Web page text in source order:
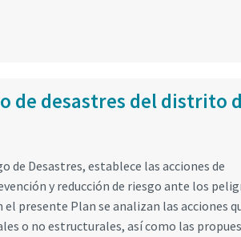
de desastres del distrito
de Desastres, establece las acciones de
y reducción de riesgo ante los
presente Plan se analizan las acciones
o no estructurales, así como las